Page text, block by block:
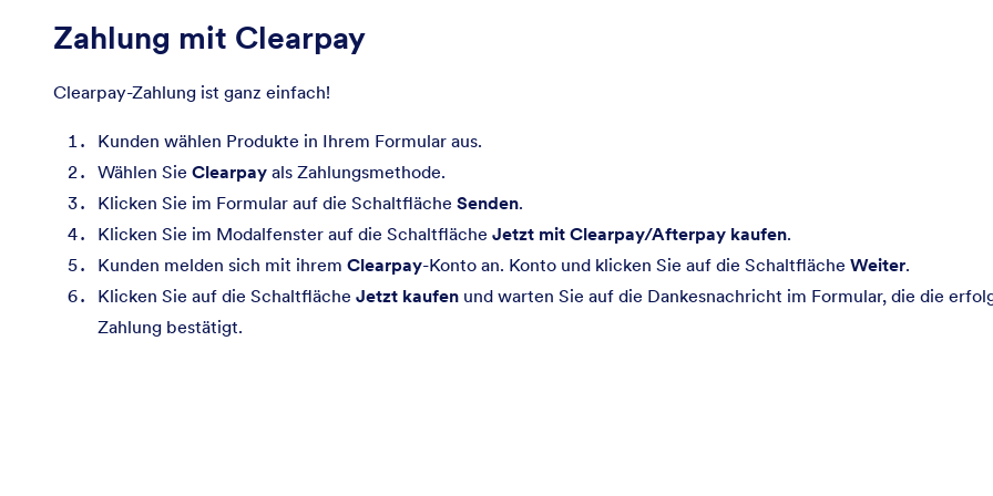
Zahlung mit Clearpay
Clearpay-Zahlung ist ganz einfach!
Kunden wählen Produkte in Ihrem Formular aus.
Wählen Sie Clearpay als Zahlungsmethode.
Klicken Sie im Formular auf die Schaltfläche Senden.
Klicken Sie im Modalfenster auf die Schaltfläche Jetzt mit Clearpay/Afterpay kaufen.
Kunden melden sich mit ihrem Clearpay-Konto an. Konto und klicken Sie auf die Schaltfläche Weiter.
Klicken Sie auf die Schaltfläche Jetzt kaufen und warten Sie auf die Dankesnachricht im Formular, die die
Zahlung bestätigt.